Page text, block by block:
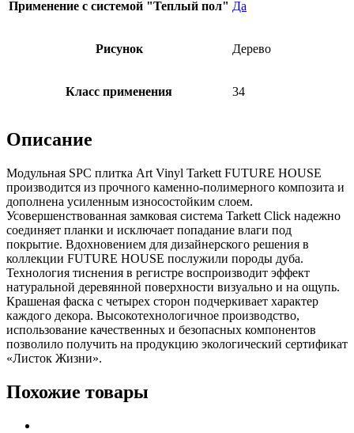
Применение с системой "Теплый пол" Да
Рисунок Дерево
Класс применения 34
Описание
Модульная SPC плитка Art Vinyl Tarkett FUTURE HOUSE
производится из прочного каменно-полимерного композита и
дополнена усиленным износостойким слоем.
Усовершенствованная замковая система Tarkett Click надежно
соединяет планки и исключает попадание влаги под
покрытие. Вдохновением для дизайнерского решения в
коллекции FUTURE HOUSE послужили породы дуба.
Технология тиснения в регистре воспроизводит эффект
натуральной деревянной поверхности визуально и на ощупь.
Крашеная фаска с четырех сторон подчеркивает характер
каждого декора. Высокотехнологичное производство,
использование качественных и безопасных компонентов
позволило получить на продукцию экологический сертификат
«Листок Жизни».
Похожие товары